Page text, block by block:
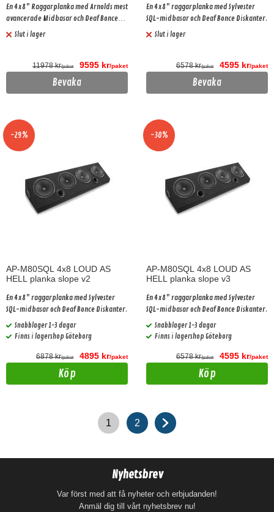
En 4x8" Raggarplanka med Arnolds mest
avancerade Midbasar och Deaf Bonce
Diskanter.
Slut i lager
11978 kr/paket 9595 kr/paket
Bevaka
En 4x8" raggarplanka med Sylvester
SQL-midbasar och Deaf Bonce Diskanter.
Slut i lager
6578 kr/paket 4595 kr/paket
Bevaka
-29%
AP-M80SQL 4x8 LOUD AS
HELL planka slope v2
En 4x8" raggarplanka med Sylvester
SQL-midbasar och Deaf Bonce Diskanter.
Snabblager 1-3 dagar
Finns i lagershop Göteborg
6878 kr/paket 4895 kr/paket
Köp
-30%
AP-M80SQL 4x8 LOUD AS
HELL planka slope v3
En 4x8" raggarplanka med Sylvester
SQL-midbasar och Deaf Bonce Diskanter.
Snabblager 1-3 dagar
Finns i lagershop Göteborg
6578 kr/paket 4595 kr/paket
Köp
1 2
Nyhetsbrev
Var först med att få nyheter och erbjudanden!
Anmäl dig till vårt nyhetsbrev nu!